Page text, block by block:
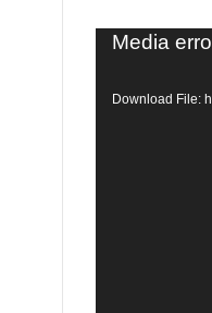
Video
Media
Download File: